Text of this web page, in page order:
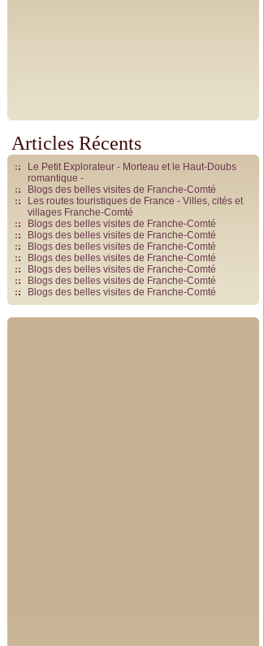
Articles Récents
Le Petit Explorateur - Morteau et le Haut-Doubs
romantique -
Blogs des belles visites de Franche-Comté
Les routes touristiques de France - Villes, cités et
villages Franche-Comté
Blogs des belles visites de Franche-Comté
Blogs des belles visites de Franche-Comté
Blogs des belles visites de Franche-Comté
Blogs des belles visites de Franche-Comté
Blogs des belles visites de Franche-Comté
Blogs des belles visites de Franche-Comté
Blogs des belles visites de Franche-Comté